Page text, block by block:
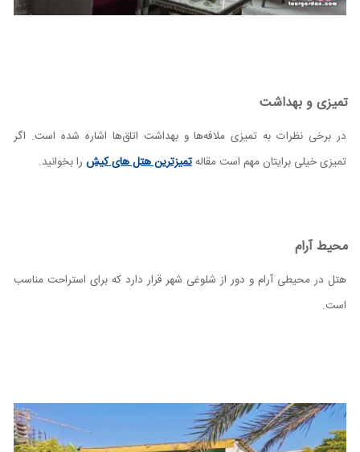
تمیزی و بهداشت
در برخی نظرات به تمیزی ملافه‌ها و بهداشت اتاق‌ها اشاره شده است. اگر
تمیزی خیلی برایتان مهم است مقالهتمیزترین هتل های کیش را بخوانید.
محیط آرام
هتل در محیطی آرام و دور از شلوغی شهر قرار دارد که برای استراحت مناسب
است.